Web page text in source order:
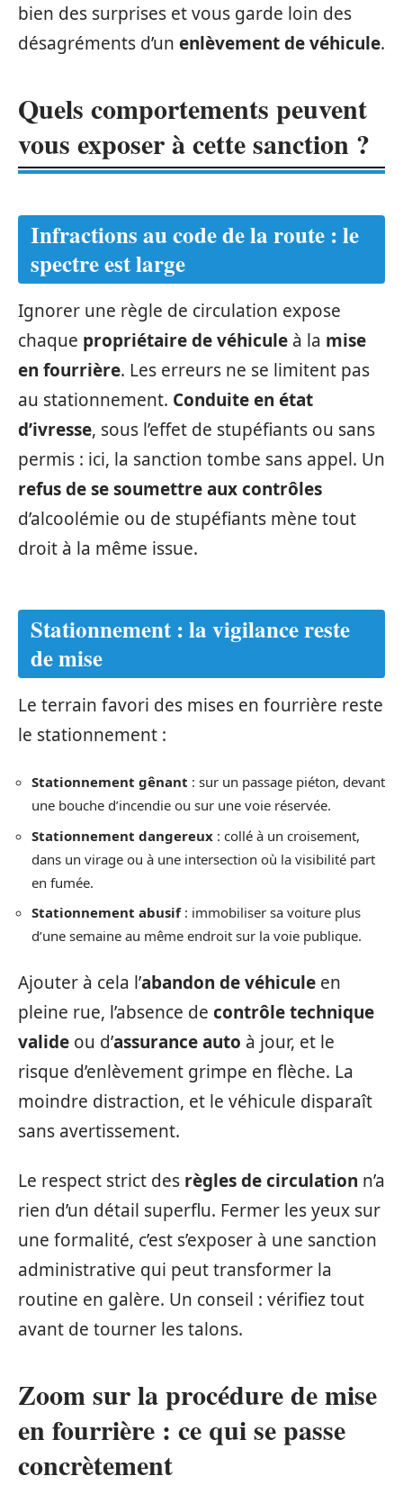
bien des surprises et vous garde loin des
désagréments d’un enlèvement de véhicule.
Quels comportements peuvent
vous exposer à cette sanction ?
Infractions au code de la route : le
spectre est large
Ignorer une règle de circulation expose
chaque propriétaire de véhicule à la mise
en fourrière. Les erreurs ne se limitent pas
au stationnement. Conduite en état
d’ivresse, sous l’effet de stupéfiants ou sans
permis : ici, la sanction tombe sans appel. Un
refus de se soumettre aux contrôles
d’alcoolémie ou de stupéfiants mène tout
droit à la même issue.
Stationnement : la vigilance reste
de mise
Le terrain favori des mises en fourrière reste
le stationnement :
Stationnement gênant : sur un passage piéton, devant
une bouche d’incendie ou sur une voie réservée.
Stationnement dangereux : collé à un croisement,
dans un virage ou à une intersection où la visibilité part
en fumée.
Stationnement abusif: immobiliser sa voiture plus
d’une semaine au même endroit sur la voie publique.
Ajouter à cela l’abandon de véhicule en
pleine rue, l’absence de contrôle technique
valide ou d’assurance auto à jour, et le
risque d’enlèvement grimpe en flèche. La
moindre distraction, et le véhicule disparaît
sans avertissement.
Le respect strict des règles de circulation n’a
rien d’un détail superflu. Fermer les yeux sur
une formalité, c’est s’exposer à une sanction
administrative qui peut transformer la
routine en galère. Un conseil : vérifiez tout
avant de tourner les talons.
Zoom sur la procédure de mise
en fourrière : ce qui se passe
concrètement